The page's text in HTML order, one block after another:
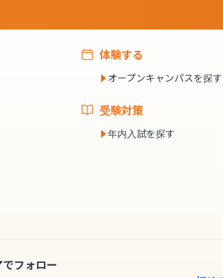
体験する
オープンキャンパスを探す
受験対策
年内入試を探す
フォロー